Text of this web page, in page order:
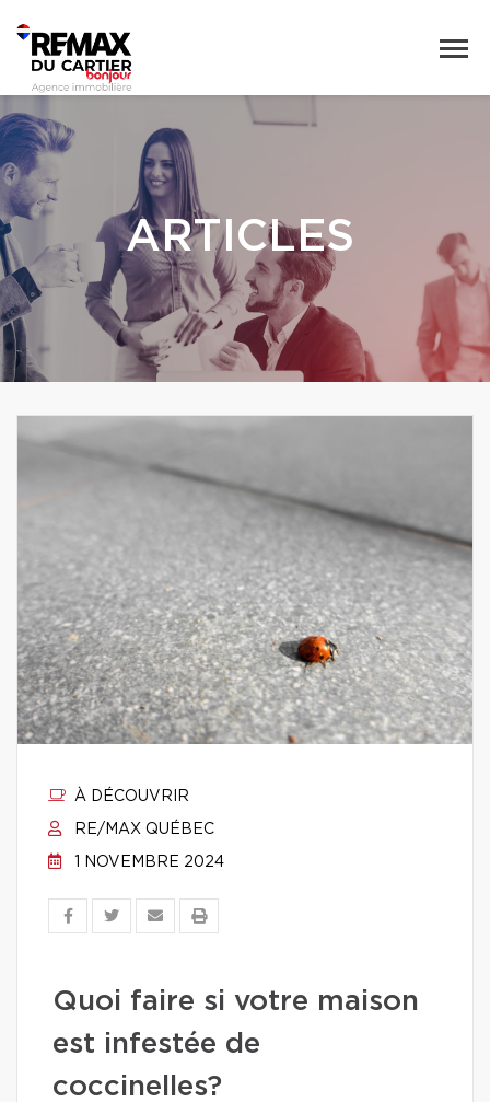
ARTICLES
À DÉCOUVRIR
RE/MAX QUÉBEC
1 NOVEMBRE 2024
Quoi faire si votre maison
est infestée de
coccinelles?